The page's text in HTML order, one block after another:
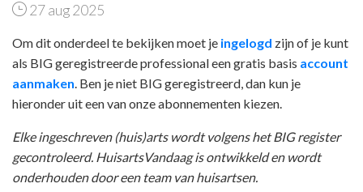
27 aug 2025
Om dit onderdeel te bekijken moet je ingelogd zijn of je kunt
als BIG geregistreerde professional een gratis basis account
aanmaken . Ben je niet BIG geregistreerd, dan kun je
hieronder uit een van onze abonnementen kiezen.
Elke ingeschreven (huis)arts wordt volgens het BIG register
gecontroleerd. HuisartsVandaag is ontwikkeld en wordt
onderhouden door een team van huisartsen.